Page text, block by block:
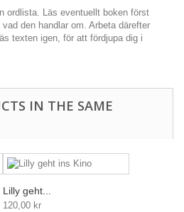
ordlista. Läs eventuellt boken först
den handlar om. Arbeta därefter
texten igen, för att fördjupa dig i
IN THE SAME
Lilly geht...
120,00 kr